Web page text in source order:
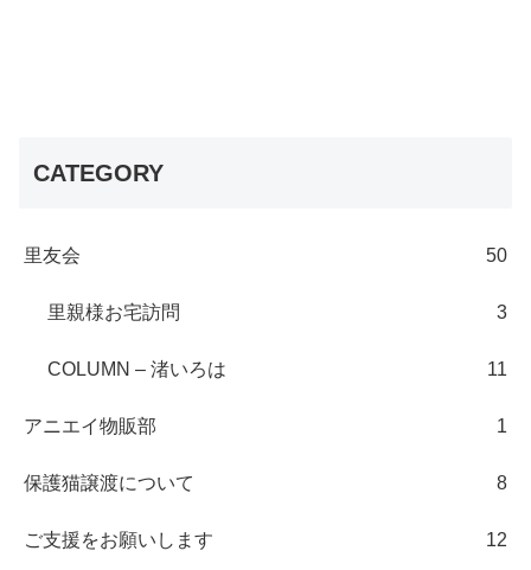
CATEGORY
里友会 50
里親様お宅訪問 3
COLUMN – 渚いろは 11
アニエイ物販部 1
保護猫譲渡について 8
ご支援をお願いします 12